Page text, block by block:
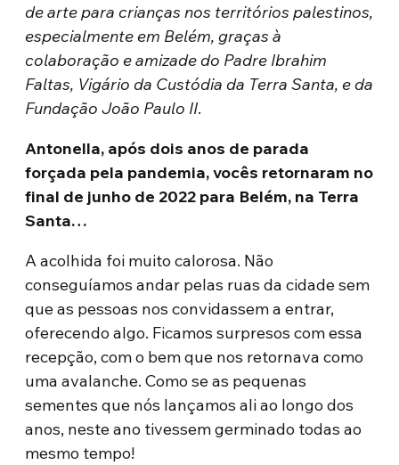
de arte para crianças nos territórios palestinos,
especialmente em Belém, graças à
colaboração e amizade do Padre Ibrahim
Faltas, Vigário da Custódia da Terra Santa, e da
Fundação João Paulo II.
Antonella, após dois anos de parada
forçada pela pandemia, vocês retornaram no
final de junho de 2022 para Belém, na Terra
Santa…
A acolhida foi muito calorosa. Não
conseguíamos andar pelas ruas da cidade sem
que as pessoas nos convidassem a entrar,
oferecendo algo. Ficamos surpresos com essa
recepção, com o bem que nos retornava como
uma avalanche. Como se as pequenas
sementes que nós lançamos ali ao longo dos
anos, neste ano tivessem germinado todas ao
mesmo tempo!